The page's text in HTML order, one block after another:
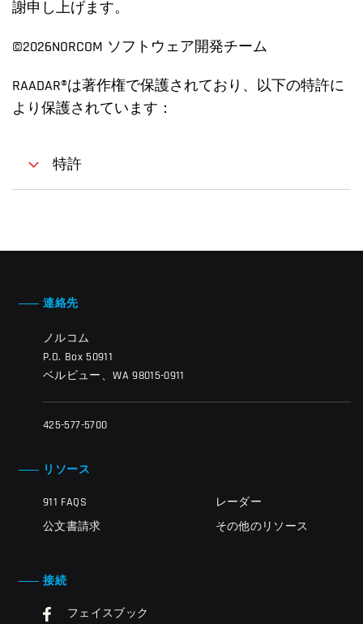
謝申し上げます。
©2026NORCOM ソフトウェア開発チーム
RAADAR®は著作権で保護されており、以下の特許に
より保護されています：
特許
連絡先
ノルコム
P.O. Box 50911
ベルビュー、WA 98015-0911
425-577-5700
リソース
911 FAQS
公文書請求
レーダー
その他のリソース
接続
フェイスブック